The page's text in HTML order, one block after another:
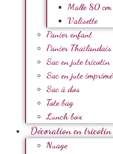
Malle 80 cm
Valisette
Panier enfant
Panier Thaïlandais
Sac en jute tricotin
Sac en jute imprimé
Sac à dos
Tote bag
Lunch box
Décoration en tricotin
Nuage